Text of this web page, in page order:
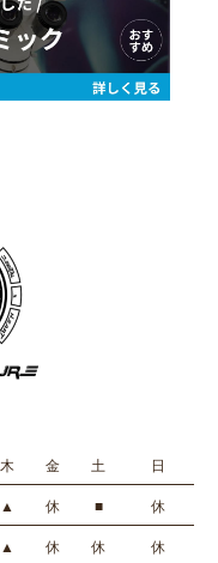
木 金 土 日
▲ 休 ■ 休
▲ 休 休 休